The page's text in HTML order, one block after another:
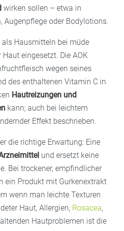
wirken sollen – etwa in
Augenpflege oder Bodylotions.
Hausmitteln bei müde
eingesetzt. Die AOK
wegen seines
des enthaltenen Vitamin C in
Hautreizungen und
kann; auch bei leichtem
Effekt beschrieben.
die richtige Erwartung: Eine
und ersetzt keine
Bei trockener, empfindlicher
ein Produkt mit Gurkenextrakt
wenn man leichte Texturen
Haut, Allergien, Rosacea,
Hautproblemen ist die